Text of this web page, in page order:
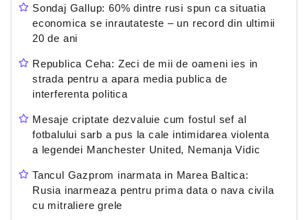
Sondaj Gallup: 60% dintre rusi spun ca situatia
economica se inrautateste – un record din ultimii
20 de ani
Republica Ceha: Zeci de mii de oameni ies in
strada pentru a apara media publica de
interferenta politica
Mesaje criptate dezvaluie cum fostul sef al
fotbalului sarb a pus la cale intimidarea violenta
a legendei Manchester United, Nemanja Vidic
Tancul Gazprom inarmata in Marea Baltica:
Rusia inarmeaza pentru prima data o nava civila
cu mitraliere grele